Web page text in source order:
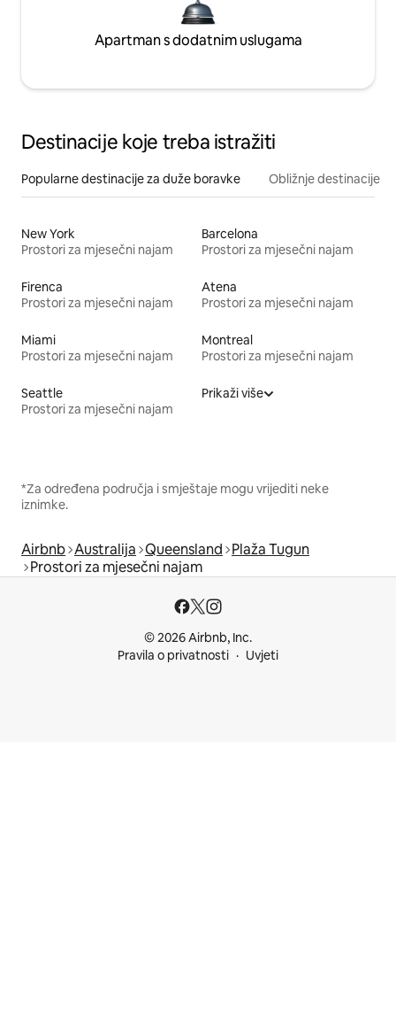
Apartman s dodatnim uslugama
Destinacije koje treba istražiti
Popularne destinacije za duže boravke Obližnje destinacije
New York
Prostori za mjesečni najam
Barcelona
Prostori za mjesečni najam
Firenca
Prostori za mjesečni najam
Atena
Prostori za mjesečni najam
Miami
Prostori za mjesečni najam
Montreal
Prostori za mjesečni najam
Seattle
Prostori za mjesečni najam
Prikaži više
*Za određena područja i smještaje mogu vrijediti neke
iznimke.
Airbnb Australija Queensland Plaža Tugun
Prostori za mjesečni najam
© 2026 Airbnb, Inc.
Pravila o privatnosti
Uvjeti